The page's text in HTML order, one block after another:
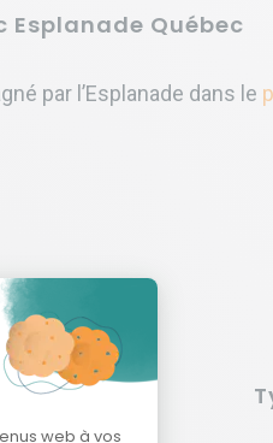
Québec
par l’Esplanade dans le
Perron